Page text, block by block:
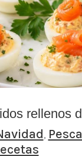
rellenos
,